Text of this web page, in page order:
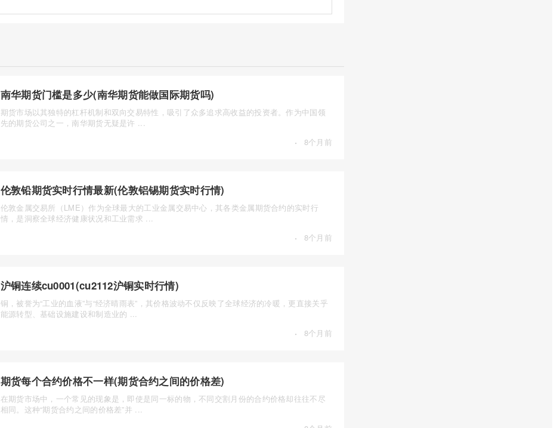
南华期货门槛是多少(南华期货能做国际期货吗)
期货市场以其独特的杠杆机制和双向交易特性，吸引了众多追求高收益的投资者。作为中国领
先的期货公司之一，南华期货无疑是许 ...
· 8个月前
伦敦铅期货实时行情最新(伦敦铝锡期货实时行情)
伦敦金属交易所（LME）作为全球最大的工业金属交易中心，其各类金属期货合约的实时行
情，是洞察全球经济健康状况和工业需求 ...
· 8个月前
沪铜连续cu0001(cu2112沪铜实时行情)
铜，被誉为“工业的血液”与“经济晴雨表”，其价格波动不仅反映了全球经济的冷暖，更直接关乎
能源转型、基础设施建设和制造业的 ...
· 8个月前
期货每个合约价格不一样(期货合约之间的价格差)
在期货市场中，一个常见的现象是，即使是同一标的物，不同交割月份的合约价格却往往不尽
相同。这种“期货合约之间的价格差”并 ...